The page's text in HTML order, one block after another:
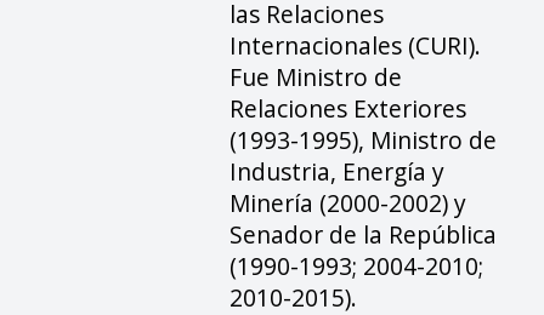
las Relaciones
Internacionales (CURI).
Fue Ministro de
Relaciones Exteriores
(1993-1995), Ministro de
Industria, Energía y
Minería (2000-2002) y
Senador de la República
(1990-1993; 2004-2010;
2010-2015).